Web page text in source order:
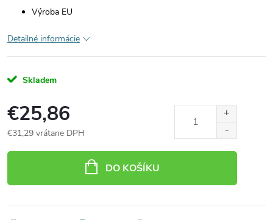
Výroba EU
Detailné informácie
Skladem
€25,86
€31,29 vrátane DPH
DO KOŠÍKU